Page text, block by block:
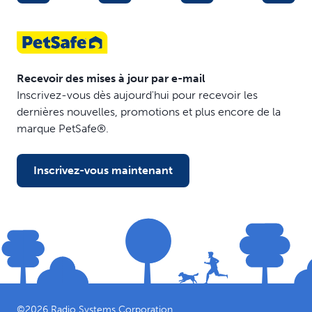
Recevoir des mises à jour par e-mail
Inscrivez-vous dès aujourd'hui pour recevoir les
dernières nouvelles, promotions et plus encore de la
marque PetSafe®.
Inscrivez-vous maintenant
©2026 Radio Systems Corporation